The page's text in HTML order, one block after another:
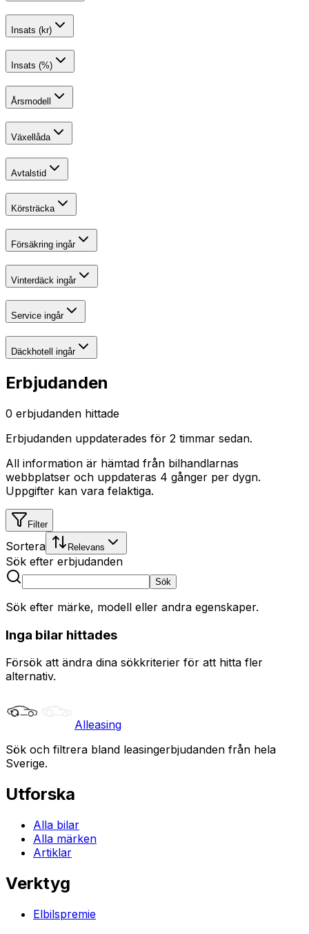
Insats (kr)
Insats (%)
Årsmodell
Växellåda
Avtalstid
Körsträcka
Försäkring ingår
Vinterdäck ingår
Service ingår
Däckhotell ingår
Erbjudanden
0 erbjudanden hittade
Erbjudanden uppdaterades för 2 timmar sedan.
All information är hämtad från bilhandlarnas
webbplatser och uppdateras 4 gånger per dygn.
Uppgifter kan vara felaktiga.
Filter
Sortera Relevans
Sök efter erbjudanden
Sök
Sök efter märke, modell eller andra egenskaper.
Inga bilar hittades
Försök att ändra dina sökkriterier för att hitta fler
alternativ.
Alleasing
Sök och filtrera bland leasingerbjudanden från hela
Sverige.
Utforska
Alla bilar
Alla märken
Artiklar
Verktyg
Elbilspremie